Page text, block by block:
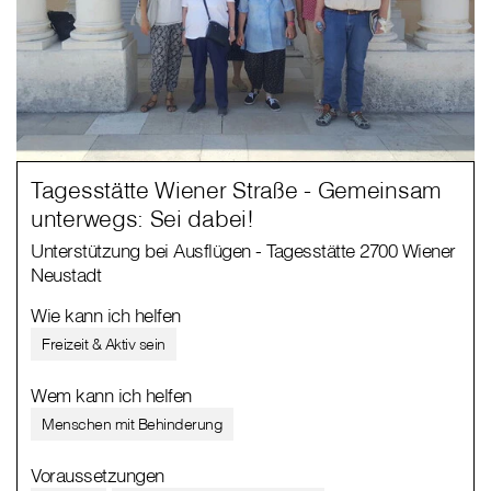
Tagesstätte Wiener Straße - Gemeinsam
unterwegs: Sei dabei!
Unterstützung bei Ausflügen - Tagesstätte 2700 Wiener
Neustadt
Wie kann ich helfen
Freizeit & Aktiv sein
Wem kann ich helfen
Menschen mit Behinderung
Voraussetzungen